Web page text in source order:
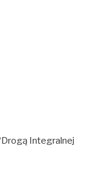
Integralnej